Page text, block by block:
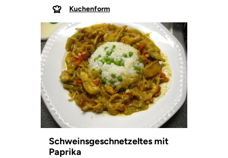
Kuchenform
Schweinsgeschnetzeltes mit
Paprika